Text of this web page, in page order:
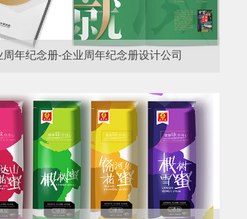
周年纪念册-企业周年纪念册设计公司